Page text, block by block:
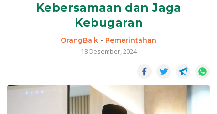
Kebersamaan dan Jaga
Kebugaran
OrangBaik - Pemerintahan
18 Desember, 2024